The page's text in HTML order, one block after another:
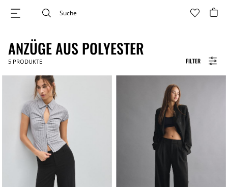
FILTER
ANZÜGE AUS POLYESTER
5 PRODUKTE